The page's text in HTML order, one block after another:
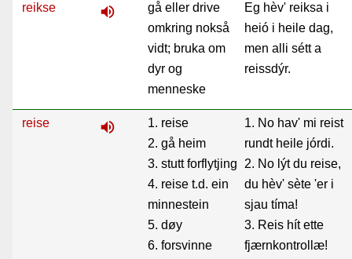
reikse volume_up
gå eller drive
omkring nokså
vidt; bruka om
dyr og
menneske
Eg hèv' reiksa i
heió i heile dag,
men alli sétt a
reissdýr.
reise volume_up
1. reise
2. gå heim
3. stutt forflytjing
4. reise t.d. ein
minnestein
5. døy
6. forsvinne
1. No hav' mi reist
rundt heile jórdi.
2. No lýt du reise,
du hèv' sète 'er i
sjau tíma!
3. Reis hít ette
fjærnkontrollæ!